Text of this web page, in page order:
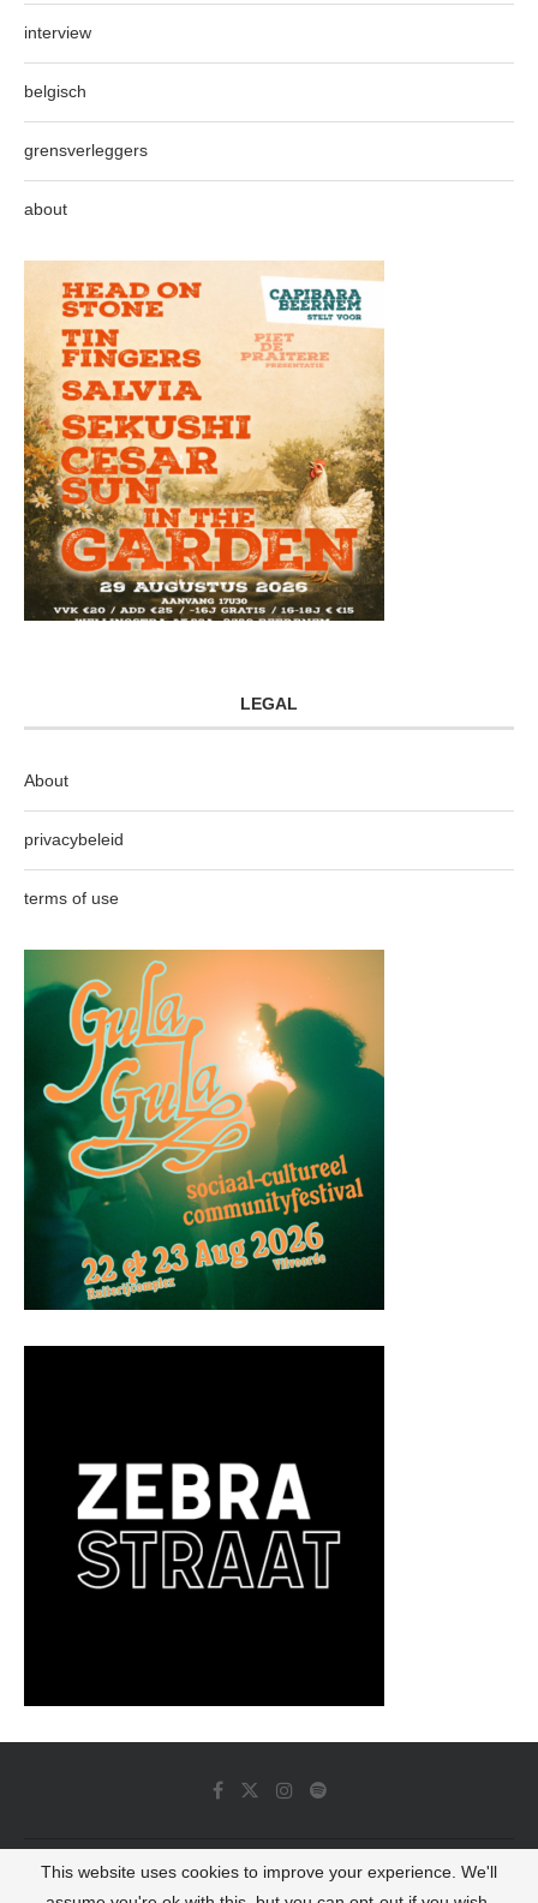
interview
belgisch
grensverleggers
about
LEGAL
About
privacybeleid
terms of use
© 2022 - Luminous Dash All Rights Reserved
This website uses cookies to improve your experience. We'll